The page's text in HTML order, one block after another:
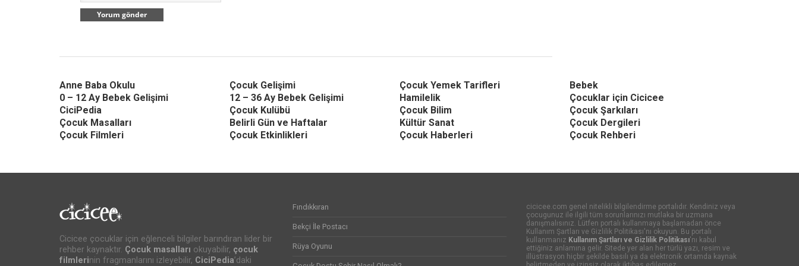
Anne Baba Okulu Çocuk Gelişimi Çocuk Yemek Tarifleri
Bebek
0 – 12 Ay Bebek Gelişimi
12 – 36 Ay Bebek Gelişimi Hamilelik
Çocuklar için Cicicee
CiciPedia
Çocuk Kulübü Çocuk Bilim
Çocuk Şarkıları
Çocuk Masalları
Belirli Gün ve Haftalar Kültür Sanat
Çocuk Dergileri
Çocuk Filmleri
Çocuk Etkinlikleri Çocuk Haberleri Çocuk Rehberi
Cicicee çocuklar için eğlenceli bilgiler barındıran lider bir
rehber kaynaktır. Çocuk masalları okuyabilir, çocuk
filmlerinin fragmanlarını izleyebilir, CiciPedia’daki
Fındıkkıran
Bekçi İle Postacı
Rüya Oyunu
cicicee.com genel nitelikli bilgilendirme portalıdır. Kendiniz veya
çocugunuz ile ilgili tüm sorunlarınızı mutlaka bir uzmana
danışmalısınız. Lütfen portalı kullanmaya başlamadan önce
Kullanım Şartları ve Gizlilik Politikası'nı okuyun. Bu portalı
kullanmanız Kullanım Şartları ve Gizlilik Politikası'nı kabul
ettiğiniz anlamına gelir. Sitede yer alan her türlü yazı, resim ve
illüstrasyon hiçbir şekilde basılı ya da elektronik ortamda kaynak